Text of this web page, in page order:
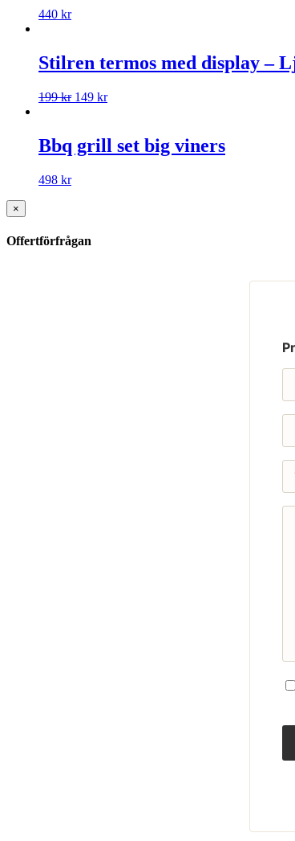
440 kr
Stilren termos med display –
199kr 149 kr
Bbq grill set big viners
498 kr
×
Offertförfrågan